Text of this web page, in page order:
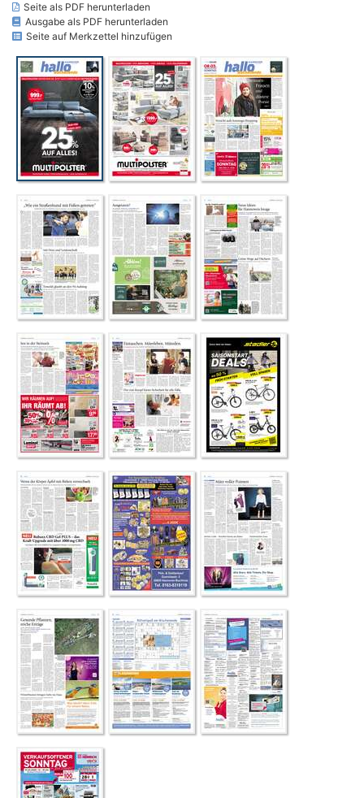
Seite als PDF herunterladen
Ausgabe als PDF herunterladen
Seite auf Merkzettel hinzufügen